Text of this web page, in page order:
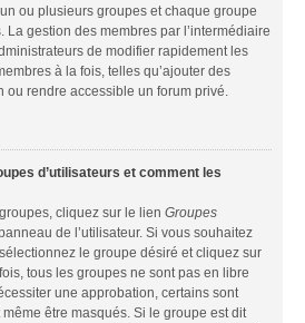
ou plusieurs groupes et chaque groupe
La gestion des membres par l’intermédiaire
de modifier rapidement les
à la fois, telles qu’ajouter des
ou rendre accessible un forum privé.
d’utilisateurs et comment les
cliquez sur le lien Groupes
de l’utilisateur. Si vous souhaitez
le groupe désiré et cliquez sur
tous les groupes ne sont pas en libre
une approbation, certains sont
être masqués. Si le groupe est dit